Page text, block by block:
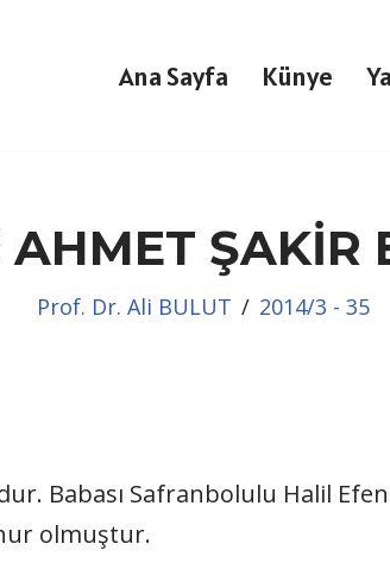
Ana Sayfa Künye
ŞAKİR
Prof. Dr. Ali BULUT 2014/3 - 35
Babası Safranbolulu Halil
olmuştur.